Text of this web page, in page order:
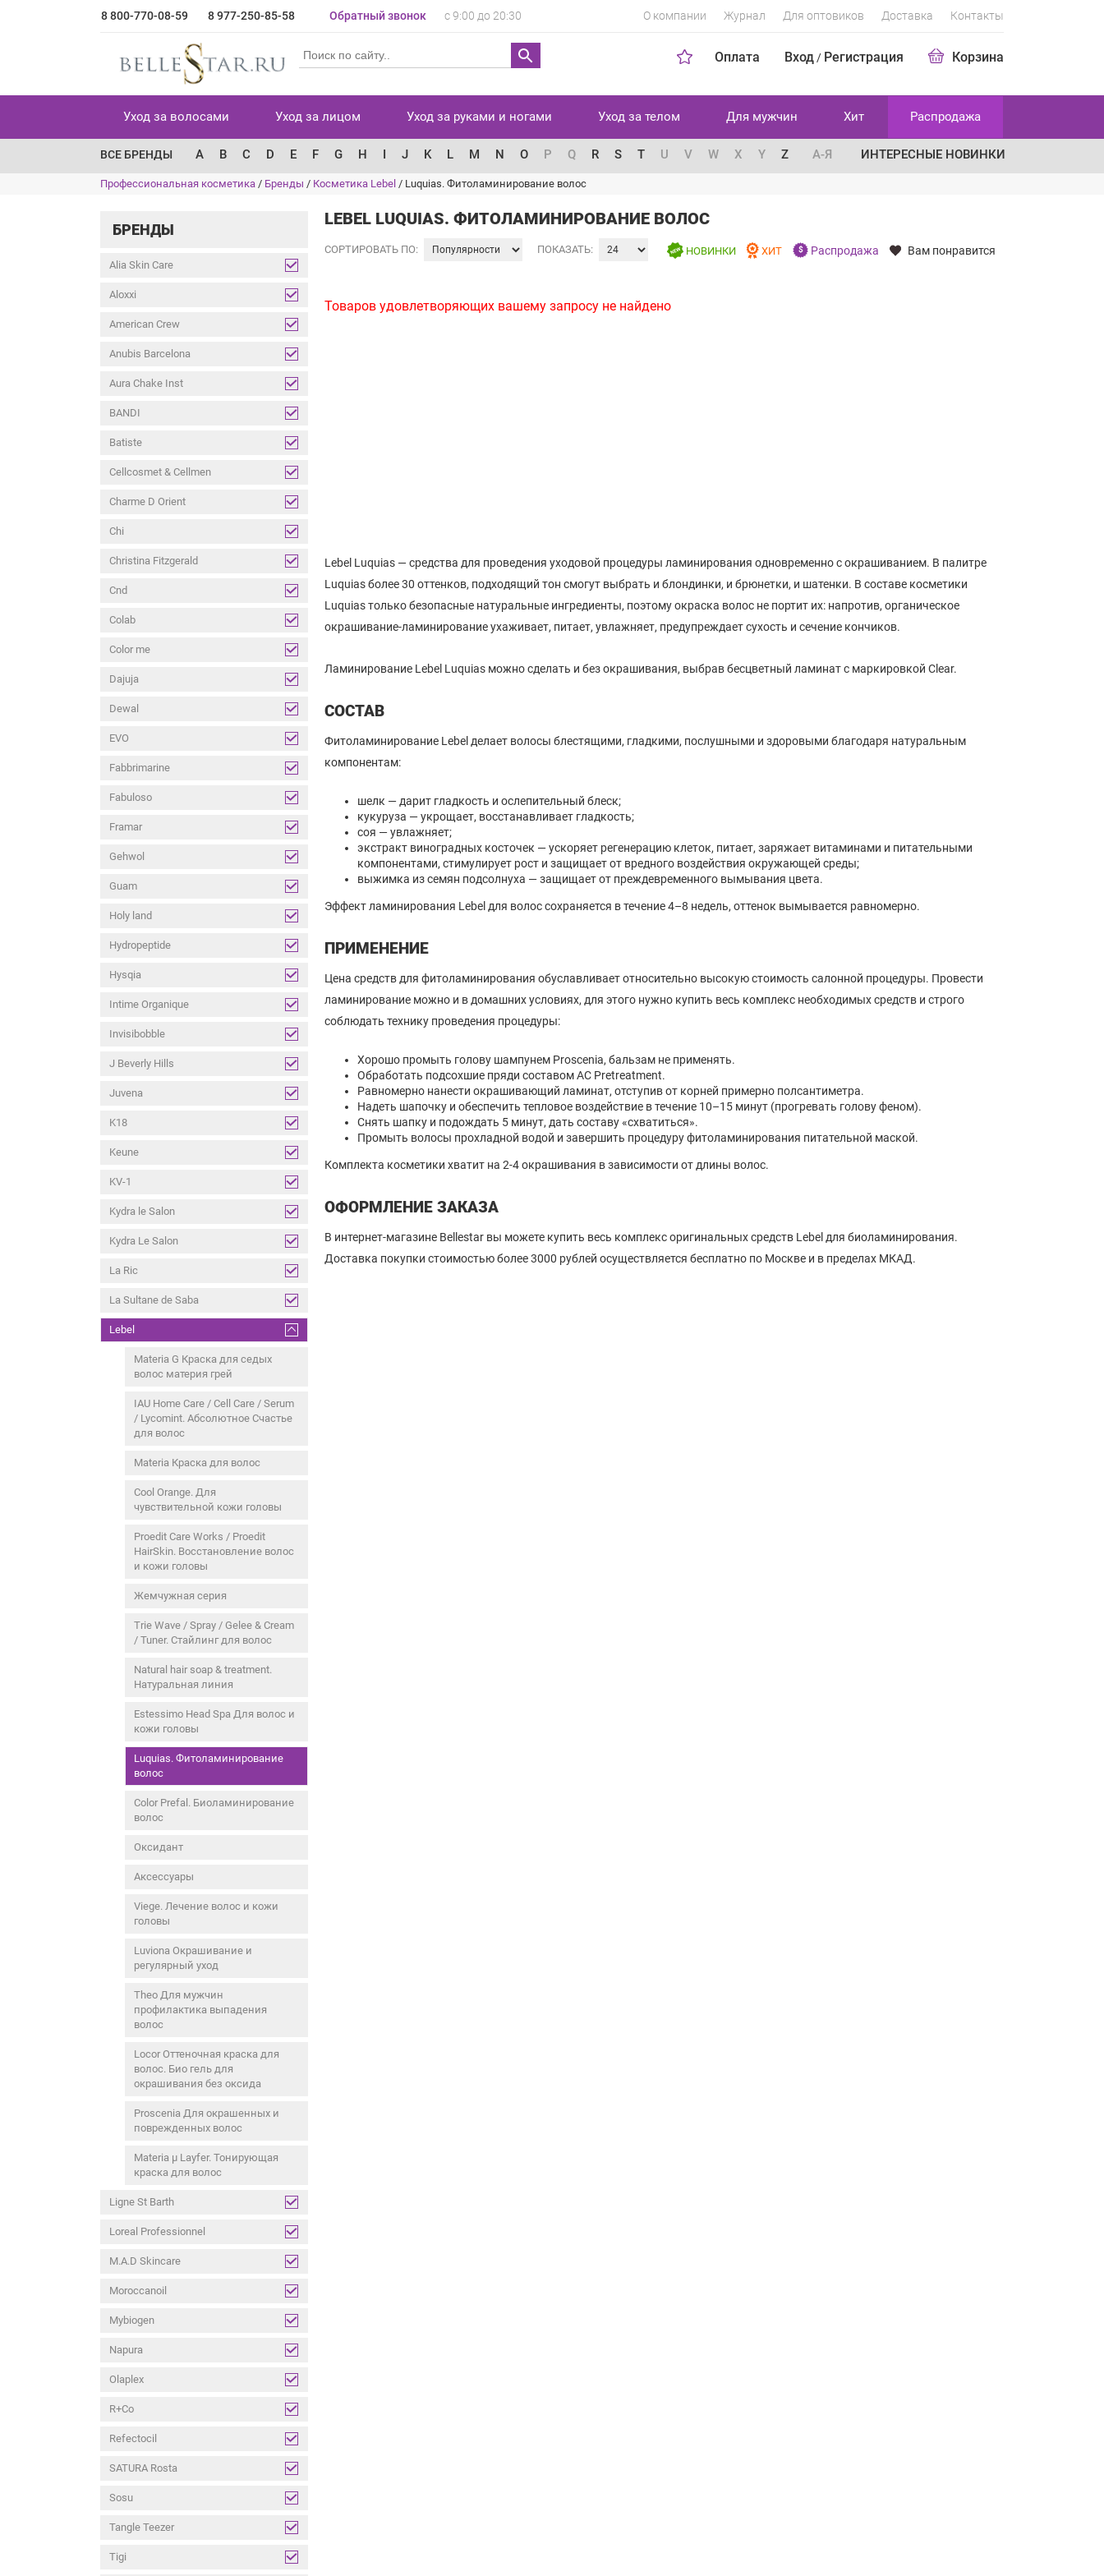
8 800-770-08-59 8 977-250-85-58 Обратный звонок с 9:00 до 20:30 О компании Журнал Для оптовиков Доставка Контакты
Оплата Вход / Регистрация Корзина
Уход за волосами Уход за лицом Уход за руками и ногами Уход за телом Для мужчин Хит Распродажа
ВСЕ БРЕНДЫ A B C D E F G H I J K L M N O P Q R S T U V W X Y Z А-Я ИНТЕРЕСНЫЕ НОВИНКИ
Профессиональная косметика / Бренды / Косметика Lebel / Luquias. Фитоламинирование волос
БРЕНДЫ
Alia Skin Care
Aloxxi
American Crew
Anubis Barcelona
Aura Chake Inst
BANDI
Batiste
Cellcosmet & Cellmen
Charme D Orient
Chi
Christina Fitzgerald
Cnd
Colab
Color me
Dajuja
Dewal
EVO
Fabbrimarine
Fabuloso
Framar
Gehwol
Guam
Holy land
Hydropeptide
Hysqia
Intime Organique
Invisibobble
J Beverly Hills
Juvena
K18
Keune
KV-1
Kydra le Salon
Kydra Le Salon
La Ric
La Sultane de Saba
Lebel
Materia G Краска для седых
волос материя грей
IAU Home Care / Cell Care / Serum
/ Lycomint. Абсолютное Счастье
для волос
Materia Краска для волос
Cool Orange. Для
чувствительной кожи головы
Proedit Care Works / Proedit
HairSkin. Восстановление волос
и кожи головы
Жемчужная серия
Trie Wave / Spray / Gelee & Cream
/ Tuner. Стайлинг для волос
Natural hair soap & treatment.
Натуральная линия
Estessimo Head Spa Для волос и
кожи головы
Luquias. Фитоламинирование
волос
Color Prefal. Биоламинирование
волос
Оксидант
Аксессуары
Viege. Лечение волос и кожи
головы
Luviona Окрашивание и
регулярный уход
Theo Для мужчин
профилактика выпадения
волос
Locor Оттеночная краска для
волос. Био гель для
окрашивания без оксида
Proscenia Для окрашенных и
поврежденных волос
Materia µ Layfer. Тонирующая
краска для волос
Ligne St Barth
Loreal Professionnel
M.A.D Skincare
Moroccanoil
Mybiogen
Napura
Olaplex
R+Co
Refectocil
SATURA Rosta
Sosu
Tangle Teezer
Tigi
LEBEL LUQUIAS. ФИТОЛАМИНИРОВАНИЕ ВОЛОС
СОРТИРОВАТЬ ПО: ПОКАЗАТЬ: НОВИНКИ ХИТ Распродажа Вам понравится
Товаров удовлетворяющих вашему запросу не найдено
Lebel Luquias — средства для проведения уходовой процедуры ламинирования одновременно с окрашиванием. В палитре
Luquias более 30 оттенков, подходящий тон смогут выбрать и блондинки, и брюнетки, и шатенки. В составе косметики
Luquias только безопасные натуральные ингредиенты, поэтому окраска волос не портит их: напротив, органическое
окрашивание-ламинирование ухаживает, питает, увлажняет, предупреждает сухость и сечение кончиков.
Ламинирование Lebel Luquias можно сделать и без окрашивания, выбрав бесцветный ламинат с маркировкой Clear.
СОСТАВ
Фитоламинирование Lebel делает волосы блестящими, гладкими, послушными и здоровыми благодаря натуральным
компонентам:
шелк — дарит гладкость и ослепительный блеск;
кукуруза — укрощает, восстанавливает гладкость;
соя — увлажняет;
экстракт виноградных косточек — ускоряет регенерацию клеток, питает, заряжает витаминами и питательными
компонентами, стимулирует рост и защищает от вредного воздействия окружающей среды;
выжимка из семян подсолнуха — защищает от преждевременного вымывания цвета.
Эффект ламинирования Lebel для волос сохраняется в течение 4–8 недель, оттенок вымывается равномерно.
ПРИМЕНЕНИЕ
Цена средств для фитоламинирования обуславливает относительно высокую стоимость салонной процедуры. Провести
ламинирование можно и в домашних условиях, для этого нужно купить весь комплекс необходимых средств и строго
соблюдать технику проведения процедуры:
Хорошо промыть голову шампунем Proscenia, бальзам не применять.
Обработать подсохшие пряди составом AC Pretreatment.
Равномерно нанести окрашивающий ламинат, отступив от корней примерно полсантиметра.
Надеть шапочку и обеспечить тепловое воздействие в течение 10–15 минут (прогревать голову феном).
Снять шапку и подождать 5 минут, дать составу «схватиться».
Промыть волосы прохладной водой и завершить процедуру фитоламинирования питательной маской.
Комплекта косметики хватит на 2-4 окрашивания в зависимости от длины волос.
ОФОРМЛЕНИЕ ЗАКАЗА
В интернет-магазине Bellestar вы можете купить весь комплекс оригинальных средств Lebel для биоламинирования.
Доставка покупки стоимостью более 3000 рублей осуществляется бесплатно по Москве и в пределах МКАД.